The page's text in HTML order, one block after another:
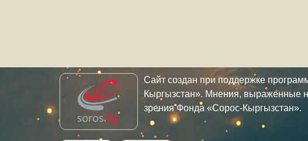
Сайт создан при поддержке
Кыргызстан». Мнения, выраженные
зрения Фонда «Сорос-Кыргызстан».